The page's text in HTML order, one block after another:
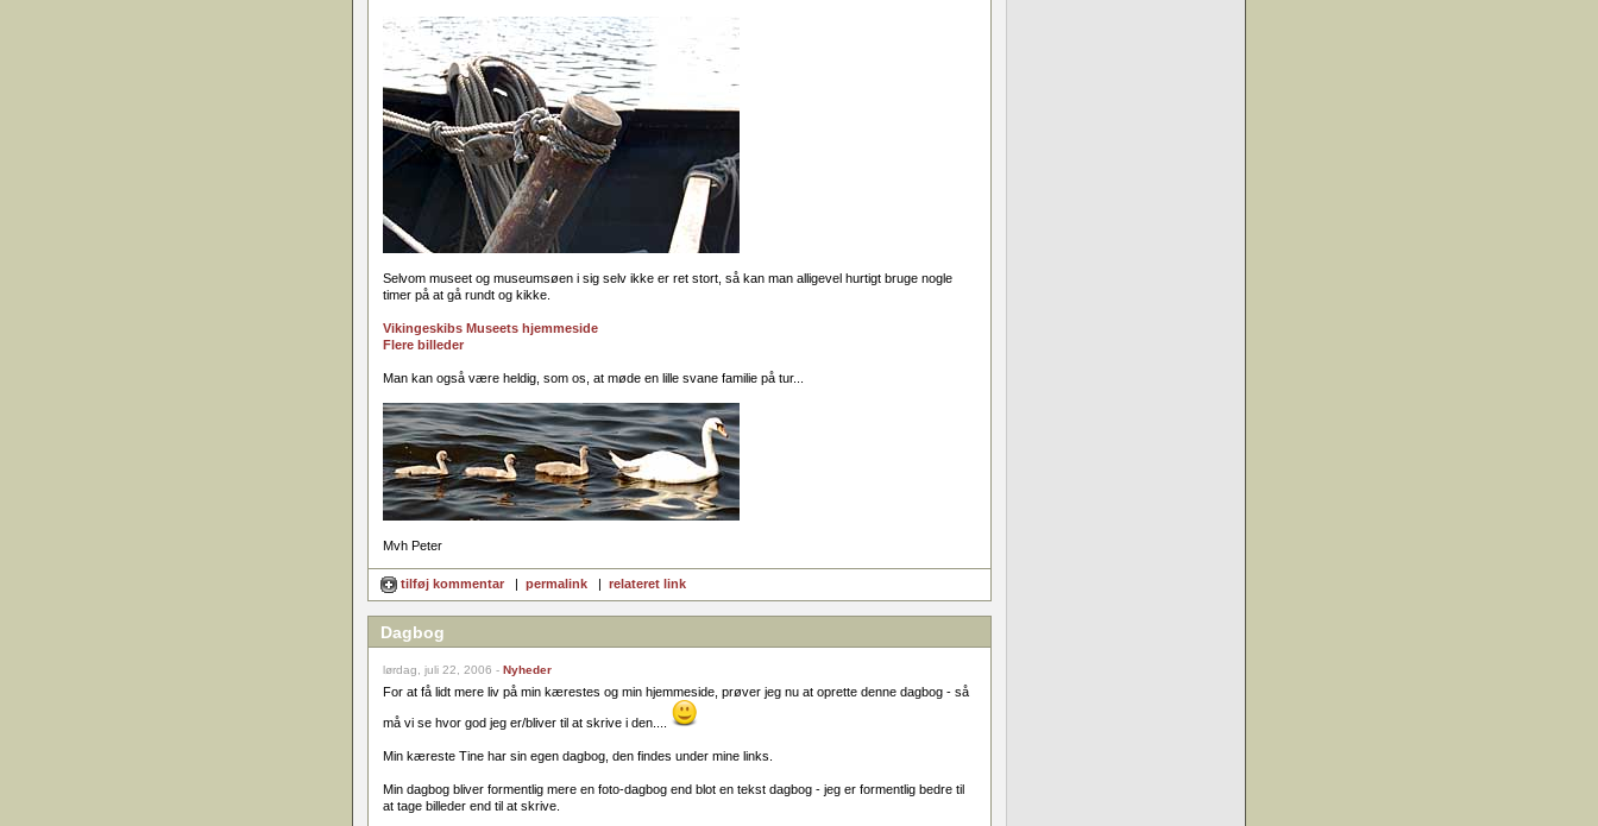
Selvom museet og museumsøen i sig selv ikke er ret stort, så kan man alligevel hurtigt bruge nogle
timer på at gå rundt og kikke.
Vikingeskibs Museets hjemmeside
Flere billeder
Man kan også være heldig, som os, at møde en lille svane familie på tur...
Mvh Peter
tilføj kommentar | permalink | relateret link
Dagbog
lørdag, juli 22, 2006 - Nyheder
For at få lidt mere liv på min kærestes og min hjemmeside, prøver jeg nu at oprette denne dagbog - så
må vi se hvor god jeg er/bliver til at skrive i den....
Min kæreste Tine har sin egen dagbog, den findes under mine links.
Min dagbog bliver formentlig mere en foto-dagbog end blot en tekst dagbog - jeg er formentlig bedre til
at tage billeder end til at skrive.